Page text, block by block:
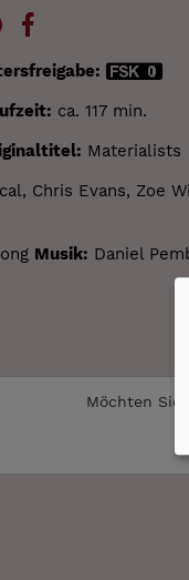
ca. 117 min.
Materialists
Chris Evans, Zoe
Musik: Daniel
Möchten Sie